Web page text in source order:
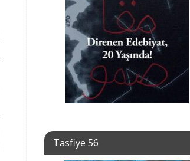
Tasfiye 56